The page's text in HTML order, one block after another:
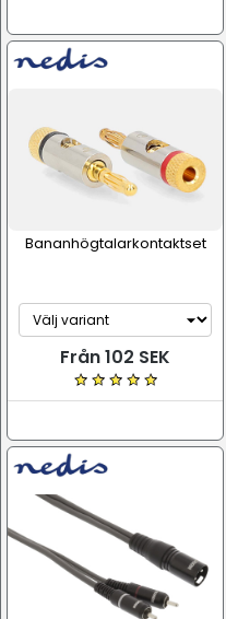
Bananhögtalarkontaktset
Från 102 SEK